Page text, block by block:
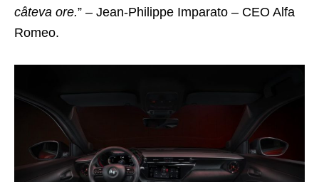
câteva ore.” – Jean-Philippe Imparato – CEO Alfa
Romeo.